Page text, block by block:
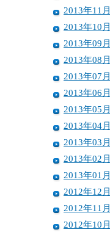
2013年11月
2013年10月
2013年09月
2013年08月
2013年07月
2013年06月
2013年05月
2013年04月
2013年03月
2013年02月
2013年01月
2012年12月
2012年11月
2012年10月